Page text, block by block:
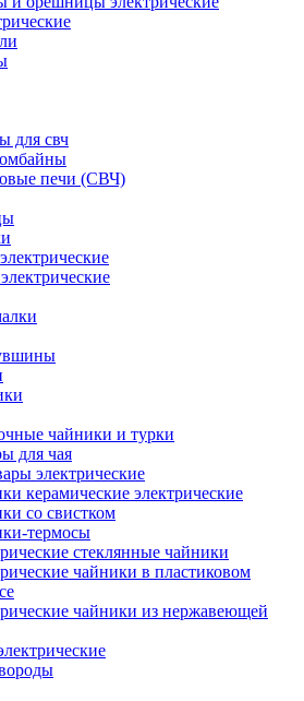
для свч
печи (СВЧ)
чайники и турки
для чая
электрические
керамические электрические
со свистком
термосы
стеклянные чайники
чайники в пластиковом
чайники из нержавеющей